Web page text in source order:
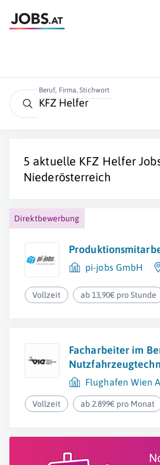
Beruf, Firma, Stichwort
5 aktuelle KFZ Helfer
Niederösterreich
Direktbewerbung
pi-jobs GmbH
Vollzeit ab 13,90€ pro Stunde
Facharbeiter im
Flughafen Wien
Vollzeit ab 2.899€ pro Monat